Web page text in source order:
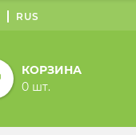
RUS
КОРЗИНА
0 шт.